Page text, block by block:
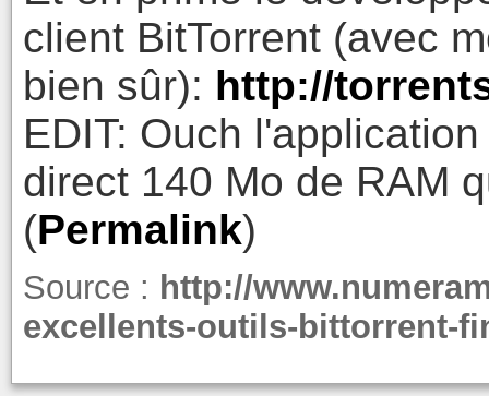
client BitTorrent (avec
bien sûr): http://
EDIT: Ouch
direct 140 Mo de RAM
(Permalink)
Source : http://
excellents-outils-bittorrent-